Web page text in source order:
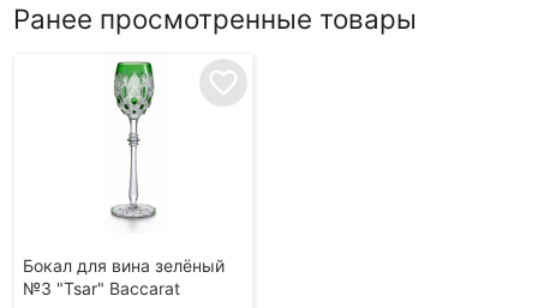
Ранее просмотренные товары
favorite_border
Бокал для вина зелёный
№3 "Tsar" Baccarat